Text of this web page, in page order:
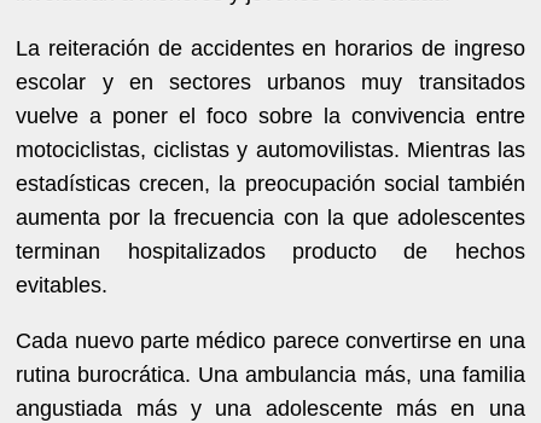
La reiteración de accidentes en horarios de ingreso
escolar y en sectores urbanos muy transitados
vuelve a poner el foco sobre la convivencia entre
motociclistas, ciclistas y automovilistas. Mientras las
estadísticas crecen, la preocupación social también
aumenta por la frecuencia con la que adolescentes
terminan hospitalizados producto de hechos
evitables.
Cada nuevo parte médico parece convertirse en una
rutina burocrática. Una ambulancia más, una familia
angustiada más y una adolescente más en una